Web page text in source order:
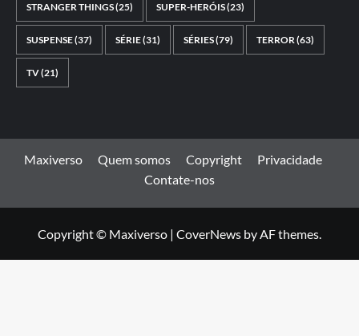
STRANGER THINGS(25) SUPER-HERÓIS(23)
SUSPENSE(37) SÉRIE(31) SÉRIES(79) TERROR(63)
TV(21)
Maxiverso Quem somos Copyright
Privacidade
Contate-nos
Copyright © Maxiverso | CoverNews by AF themes.